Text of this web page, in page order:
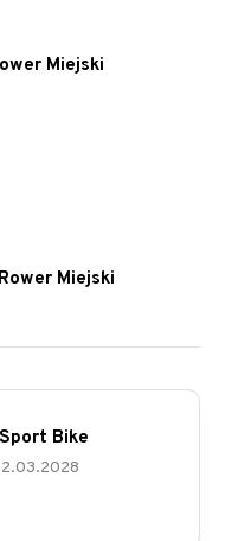
Miejski
Miejski
Bike